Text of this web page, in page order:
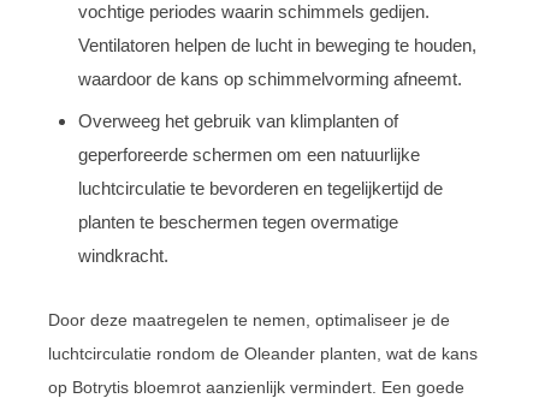
vochtige periodes waarin schimmels gedijen.
Ventilatoren helpen de lucht in beweging te houden,
waardoor de kans op schimmelvorming afneemt.
Overweeg het gebruik van klimplanten of
geperforeerde schermen om een natuurlijke
luchtcirculatie te bevorderen en tegelijkertijd de
planten te beschermen tegen overmatige
windkracht.
Door deze maatregelen te nemen, optimaliseer je de
luchtcirculatie rondom de Oleander planten, wat de kans
op Botrytis bloemrot aanzienlijk vermindert. Een goede